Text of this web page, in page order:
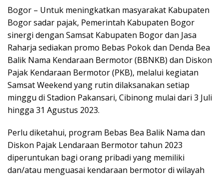
Bogor – Untuk meningkatkan masyarakat Kabupaten
Bogor sadar pajak, Pemerintah Kabupaten Bogor
sinergi dengan Samsat Kabupaten Bogor dan Jasa
Raharja sediakan promo Bebas Pokok dan Denda Bea
Balik Nama Kendaraan Bermotor (BBNKB) dan Diskon
Pajak Kendaraan Bermotor (PKB), melalui kegiatan
Samsat Weekend yang rutin dilaksanakan setiap
minggu di Stadion Pakansari, Cibinong mulai dari 3 Juli
hingga 31 Agustus 2023.
Perlu diketahui, program Bebas Bea Balik Nama dan
Diskon Pajak Lendaraan Bermotor tahun 2023
diperuntukan bagi orang pribadi yang memiliki
dan/atau menguasai kendaraan bermotor di wilayah